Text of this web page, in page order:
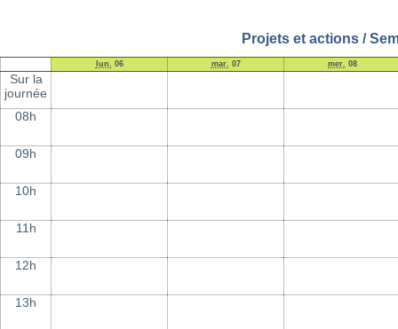
Projets et actions /
lun. 06 mar. 07 mer. 08
Sur la
journée
08h
09h
10h
11h
12h
13h